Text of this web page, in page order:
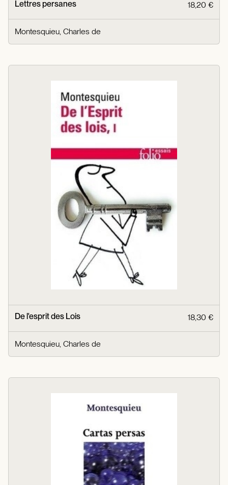
Lettres persanes 18,20 €
Montesquieu, Charles de
De l'esprit des Lois 18,30 €
Montesquieu, Charles de